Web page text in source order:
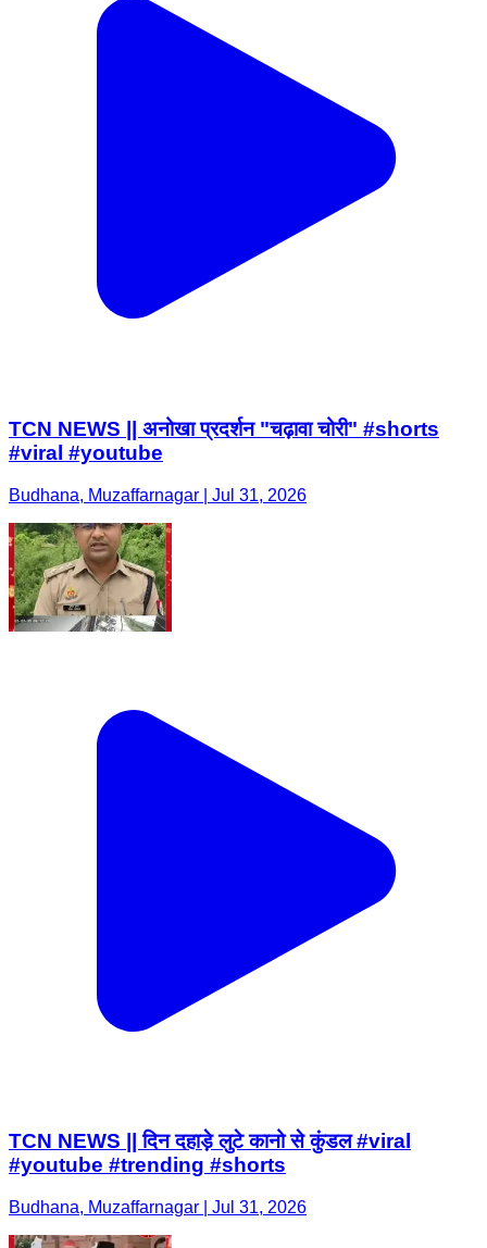
TCN NEWS || अनोखा प्रदर्शन "चढ़ावा चोरी" #shorts
#viral #youtube
Budhana, Muzaffarnagar | Jul 31, 2026
TCN NEWS || दिन दहाड़े लुटे कानो से कुंडल #viral
#youtube #trending #shorts
Budhana, Muzaffarnagar | Jul 31, 2026